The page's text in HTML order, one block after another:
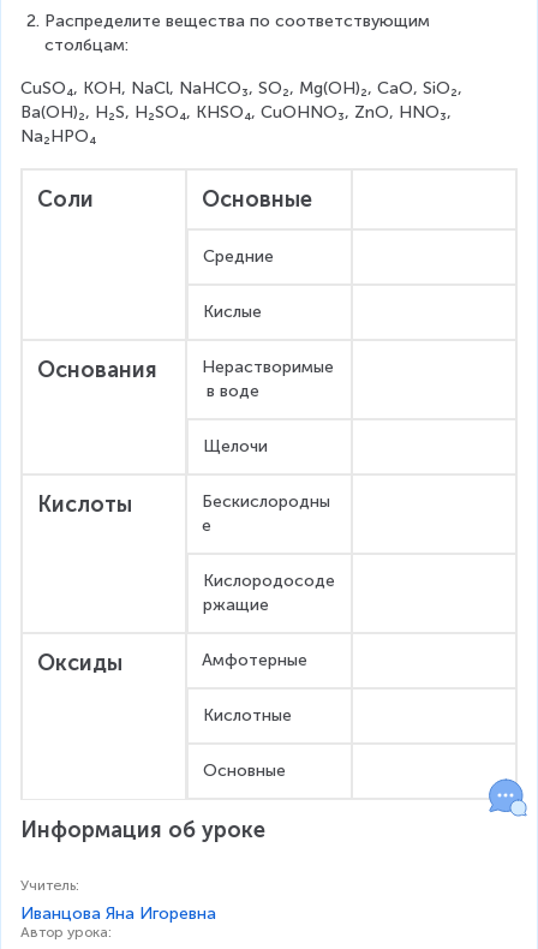
Распределите вещества по соответствующим
столбцам:
CuSO₄, KOH, NaCl, NaHCO₃, SO₂, Mg(OH)₂, CaO, SiO₂,
Ba(OH)₂, H₂S, H₂SO₄, KHSO₄, CuOHNO₃, ZnO, HNO₃,
Na₂HPO₄
Соли Основные
Средние
Кислые
Основания
Нерастворимые
в воде
Щелочи
Кислоты
Бескислородны
е
Кислородосоде
ржащие
Оксиды Амфотерные
Кислотные
Основные
Информация об уроке
Учитель:
Иванцова Яна Игоревна
Автор урока: